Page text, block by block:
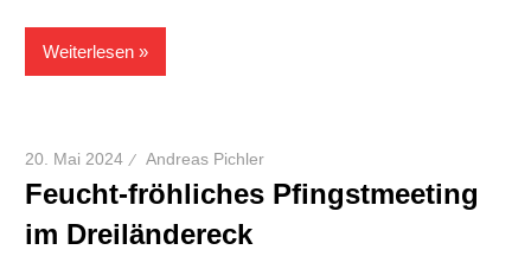
Weiterlesen
20. Mai 2024 Andreas Pichler
Feucht-fröhliches Pfingstmeeting
im Dreiländereck